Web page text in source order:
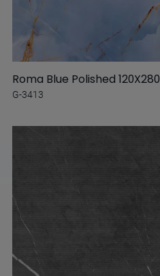
Roma Blue Polished 120X280
G-3413